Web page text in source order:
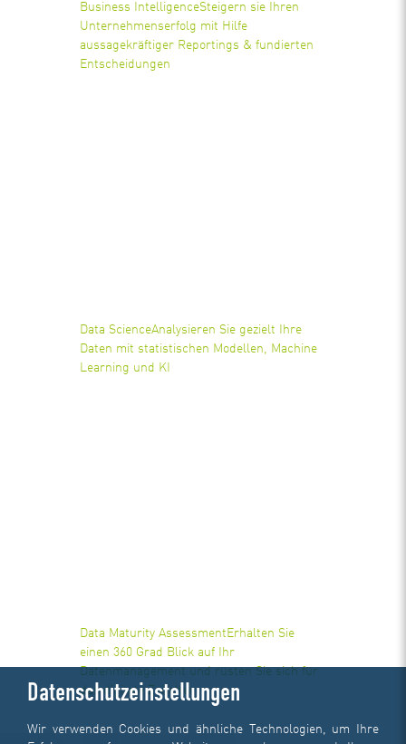
Business IntelligenceSteigern sie Ihren
Unternehmenserfolg mit Hilfe
aussagekräftiger Reportings & fundierten
Entscheidungen
Data ScienceAnalysieren Sie gezielt Ihre
Daten mit statistischen Modellen, Machine
Learning und KI
Data Maturity Assessment Erhalten Sie
einen 360 Grad Blick auf Ihr
Datenmanagement und rüsten Sie sich für
das digitale Zeitalter
Datenschutzeinstellungen
Wir verwenden Cookies und ähnliche Technologien, um Ihre